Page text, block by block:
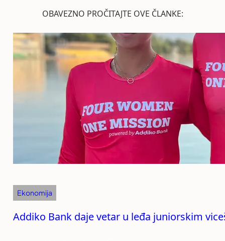
OBAVEZNO PROČITAJTE OVE ČLANKE:
Ekonomija
Addiko Bank daje vetar u leđa juniorskim